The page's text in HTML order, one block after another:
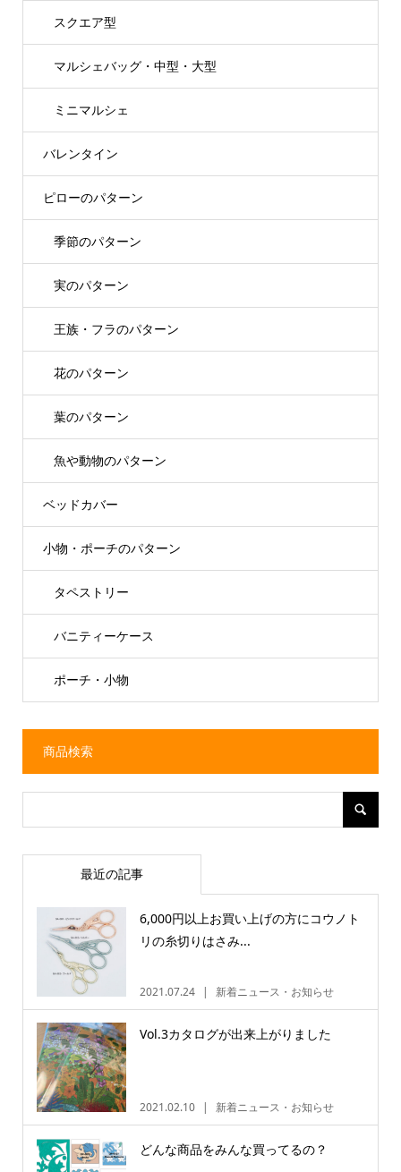
スクエア型
マルシェバッグ・中型・大型
ミニマルシェ
バレンタイン
ピローのパターン
季節のパターン
実のパターン
王族・フラのパターン
花のパターン
葉のパターン
魚や動物のパターン
ベッドカバー
小物・ポーチのパターン
タペストリー
バニティーケース
ポーチ・小物
商品検索
最近の記事
6,000円以上お買い上げの方にコウノト
リの糸切りはさみ...
2021.07.24 新着ニュース・お知らせ
Vol.3カタログが出来上がりました
2021.02.10 新着ニュース・お知らせ
どんな商品をみんな買ってるの？